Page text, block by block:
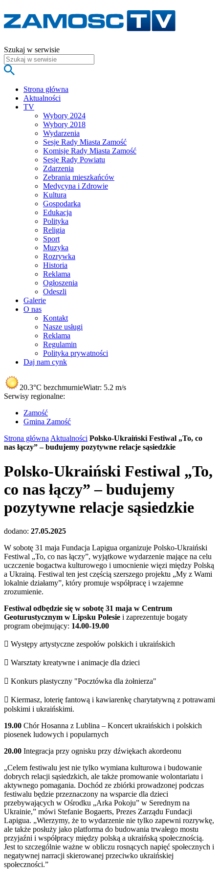
Szukaj w serwisie
Strona główna
Aktualności
TV
Wybory 2024
Wybory 2018
Wydarzenia
Sesje Rady Miasta Zamość
Komisje Rady Miasta Zamość
Sesje Rady Powiatu
Zdarzenia
Zebrania mieszkańców
Medycyna i Zdrowie
Kultura
Gospodarka
Edukacja
Polityka
Religia
Sport
Muzyka
Rozrywka
Historia
Reklama
Ogłoszenia
Odeszli
Galerie
O nas
Kontakt
Nasze usługi
Reklama
Regulamin
Polityka prywatności
Daj nam cynk
20.3°C bezchmurnieWiatr: 5.2 m/s
Serwisy regionalne:
Zamość
Gmina Zamość
Strona główna Aktualności Polsko-Ukraiński Festiwal „To, co
nas łączy” – budujemy pozytywne relacje sąsiedzkie
Polsko-Ukraiński Festiwal „To,
co nas łączy” – budujemy
pozytywne relacje sąsiedzkie
dodano: 27.05.2025
W sobotę 31 maja Fundacja Lapigua organizuje Polsko-Ukraiński
Festiwal „To, co nas łączy”, wyjątkowe wydarzenie mające na celu
uczczenie bogactwa kulturowego i umocnienie więzi między Polską
a Ukrainą. Festiwal ten jest częścią szerszego projektu „My z Wami
lokalnie działamy”, który promuje współpracę i wzajemne
zrozumienie.
Festiwal odbędzie się w sobotę 31 maja w Centrum
Geoturustycznym w Lipsku Polesie i zaprezentuje bogaty
program obejmujący: 14.00-19.00
 Występy artystyczne zespołów polskich i ukraińskich
 Warsztaty kreatywne i animacje dla dzieci
 Konkurs plastyczny "Pocztówka dla żołnierza"
 Kiermasz, loterię fantową i kawiarenkę charytatywną z potrawami
polskimi i ukraińskimi.
19.00 Chór Hosanna z Lublina – Koncert ukraińskich i polskich
piosenek ludowych i popularnych
20.00 Integracja przy ognisku przy dźwiękach akordeonu
„Celem festiwalu jest nie tylko wymiana kulturowa i budowanie
dobrych relacji sąsiedzkich, ale także promowanie wolontariatu i
aktywnego pomagania. Dochód ze zbiórki prowadzonej podczas
festiwalu będzie przeznaczony na wsparcie dla dzieci
przebywających w Ośrodku „Arka Pokoju” w Serednym na
Ukrainie,” mówi Stefanie Bogaerts, Prezes Zarządu Fundacji
Lapigua. „Wierzymy, że to wydarzenie nie tylko zapewni rozrywkę,
ale także posłuży jako platforma do budowania trwałego mostu
przyjaźni i współpracy między polską a ukraińską społecznością.
Jest to szczególnie ważne w obliczu rosnących napięć społecznych i
negatywnej narracji skierowanej przeciwko ukraińskiej
społeczności.”